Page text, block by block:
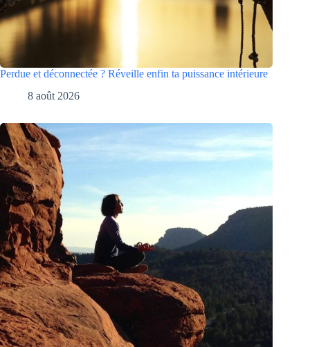
Perdue et déconnectée ? Réveille enfin ta puissance intérieure
8 août 2026